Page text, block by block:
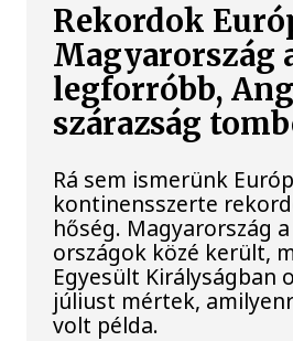
Rekordok
Magyarország
legforróbb,
szárazság
Rá sem ismerünk
kontinensszerte
hőség. Magyarország
országok közé került,
Egyesült Királyságban
júliust mértek,
volt példa.